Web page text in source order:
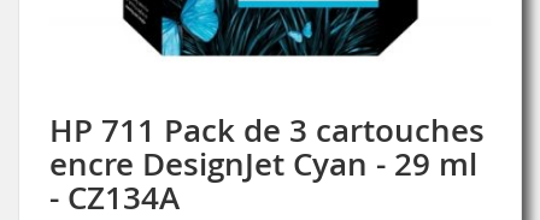
HP 711 Pack de 3 cartouches
encre DesignJet Cyan - 29 ml
- CZ134A
Skip
to
the
beginning